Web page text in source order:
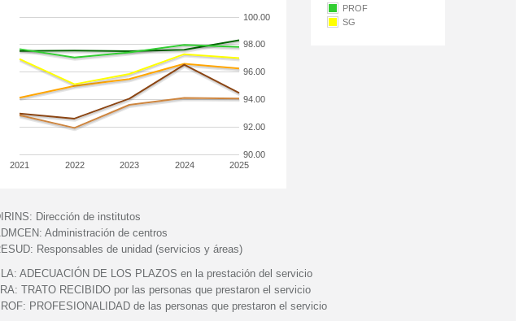
2021 2022 2023 2024 2025
90.00
92.00
94.00
96.00
98.00
100.00
PROF
SG
Dirección de institutos
Administración de centros
Responsables de unidad (servicios y áreas)
ADECUACIÓN DE LOS PLAZOS en la prestación del servicio
TRATO RECIBIDO por las personas que prestaron el servicio
PROFESIONALIDAD de las personas que prestaron el servicio